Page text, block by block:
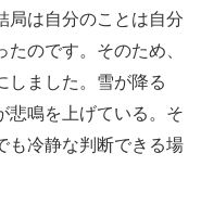
局は自分のことは自分
のです。そのため、
しました。雪が降る
悲鳴を上げている。そ
も冷静な判断できる場